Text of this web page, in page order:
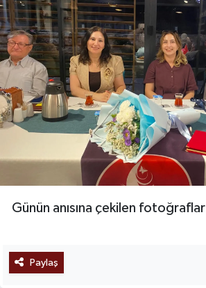
Günün anısına çekilen fotoğraflar
Paylaş